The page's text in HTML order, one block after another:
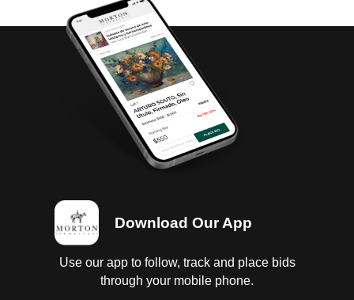
aceite, baterías dañadas, sin llave; Transmisión
estándar, con fuga de aceite; Diferencial con fuga de
aceite; 10 Llantas lisas; Interiores vestiduras con
desgaste, cielo con sucio; Instrumentos en regular
estado sin probar; Suspensión de aire sin probar;
Chasis en regular estado; Carrocería con golpes
ligero, parabrisas estrellado, quinta rueda en regular
Download Our App
Use our app to follow, track and place bids
through your mobile phone.